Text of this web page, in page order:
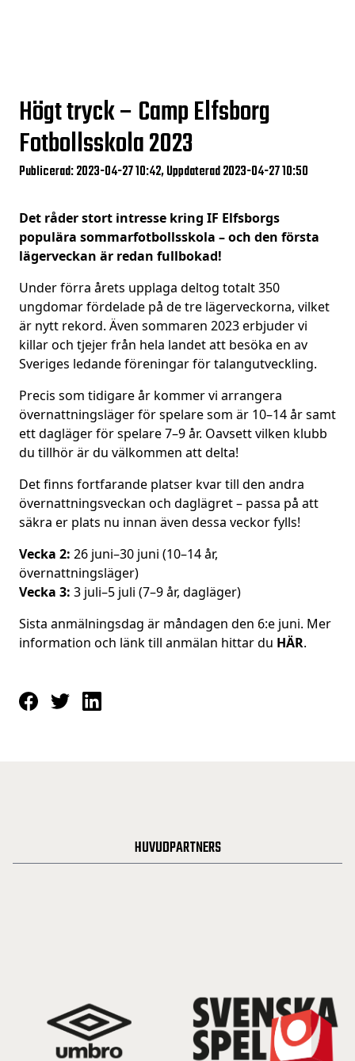
Högt tryck – Camp Elfsborg
Fotbollsskola 2023
Publicerad: 2023-04-27 10:42, Uppdaterad 2023-04-27 10:50
Det råder stort intresse kring IF Elfsborgs
populära sommarfotbollsskola – och den första
lägerveckan är redan fullbokad!
Under förra årets upplaga deltog totalt 350
ungdomar fördelade på de tre lägerveckorna, vilket
är nytt rekord. Även sommaren 2023 erbjuder vi
killar och tjejer från hela landet att besöka en av
Sveriges ledande föreningar för talangutveckling.
Precis som tidigare år kommer vi arrangera
övernattningsläger för spelare som är 10–14 år samt
ett dagläger för spelare 7–9 år. Oavsett vilken klubb
du tillhör är du välkommen att delta!
Det finns fortfarande platser kvar till den andra
övernattningsveckan och daglägret – passa på att
säkra er plats nu innan även dessa veckor fylls!
Vecka 2: 26 juni–30 juni (10–14 år,
övernattningsläger)
Vecka 3: 3 juli–5 juli (7–9 år, dagläger)
Sista anmälningsdag är måndagen den 6:e juni. Mer
information och länk till anmälan hittar du HÄR.
HUVUDPARTNERS